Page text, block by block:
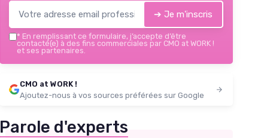
➔ Je m'inscris
* En remplissant ce formulaire, j’accepte d’être
contacté(e) à des fins commerciales par CMO at WORK !
et ses partenaires.
CMO at WORK !
Ajoutez-nous à vos sources préférées sur Google
Parole d'experts